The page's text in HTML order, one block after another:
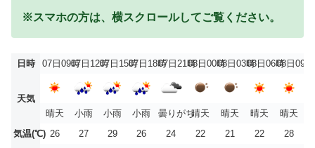
※スマホの方は、横スクロールしてご覧ください。
日時 07日09時07日12時07日15時07日18時07日21時08日00時08日03時08日06時08日09時
天気
晴天
小雨 小雨 小雨 曇りがち晴天 晴天 晴天
晴天
気温(℃) 26 27 29 26 24 22 21 22
28